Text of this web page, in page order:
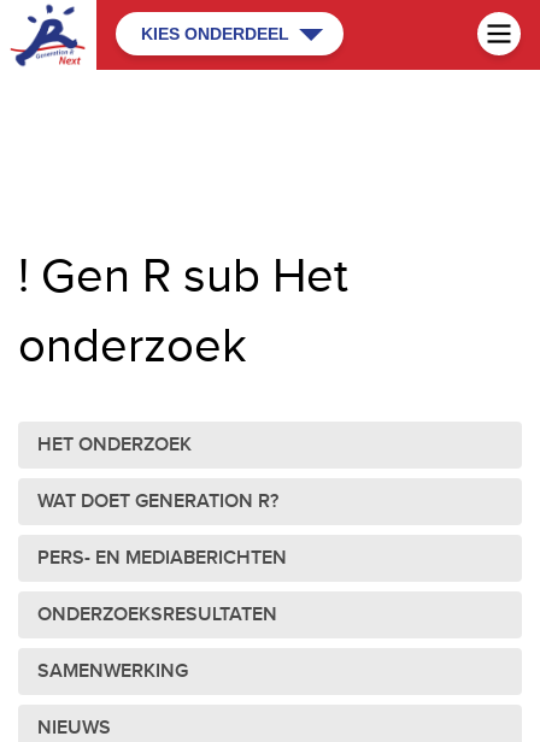
KIES ONDERDEEL
! Gen R sub Het
onderzoek
HET ONDERZOEK
WAT DOET GENERATION R?
PERS- EN MEDIABERICHTEN
ONDERZOEKSRESULTATEN
SAMENWERKING
NIEUWS